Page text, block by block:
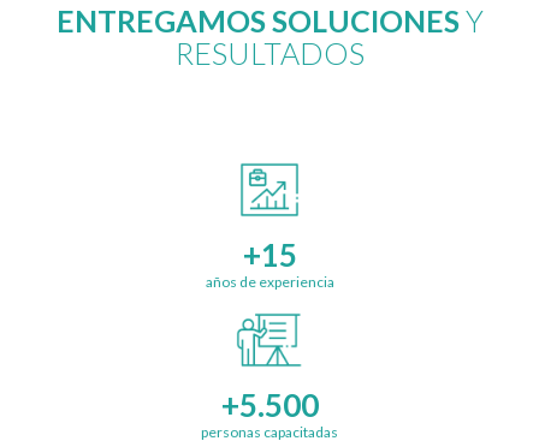
ENTREGAMOS SOLUCIONESY
RESULTADOS
+15
años de experiencia
+5.500
personas capacitadas